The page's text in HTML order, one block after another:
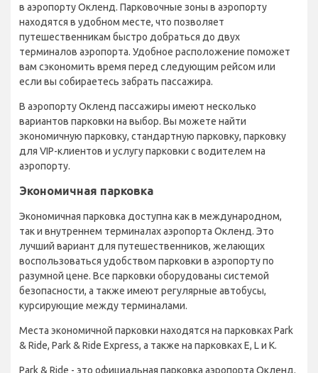
в аэропорту Окленд. Парковочные зоны в аэропорту
находятся в удобном месте, что позволяет
путешественникам быстро добраться до двух
терминалов аэропорта. Удобное расположение поможет
вам сэкономить время перед следующим рейсом или
если вы собираетесь забрать пассажира.
В аэропорту Окленд пассажиры имеют несколько
вариантов парковки на выбор. Вы можете найти
экономичную парковку, стандартную парковку, парковку
для VIP-клиентов и услугу парковки с водителем на
аэропорту.
Экономичная парковка
Экономичная парковка доступна как в международном,
так и внутреннем терминалах аэропорта Окленд. Это
лучший вариант для путешественников, желающих
воспользоваться удобством парковки в аэропорту по
разумной цене. Все парковки оборудованы системой
безопасности, а также имеют регулярные автобусы,
курсирующие между терминалами.
Места экономичной парковки находятся на парковках Park
& Ride, Park & Ride Express, а также на парковках E, L и K.
Park & Ride - это официальная парковка аэропорта Окленд.